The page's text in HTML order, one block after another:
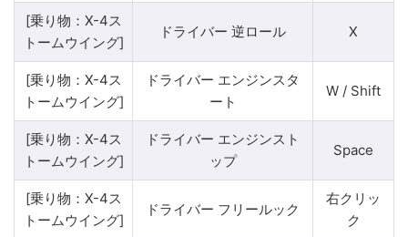
[乗り物：X-4ス
トームウイング]
ドライバー 逆ロール X
[乗り物：X-4ス
トームウイング]
ドライバー エンジンスタ
ート
W / Shift
[乗り物：X-4ス
トームウイング]
ドライバー エンジンスト
ップ
Space
[乗り物：X-4ス
トームウイング]
ドライバー フリールック
右クリッ
ク